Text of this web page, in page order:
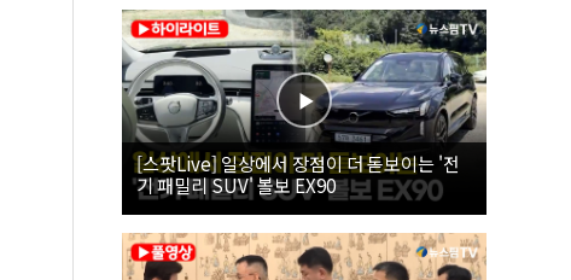
[스팟Live] 일상에서 장점이 더 돋보이는 '전
기 패밀리 SUV' 볼보 EX90